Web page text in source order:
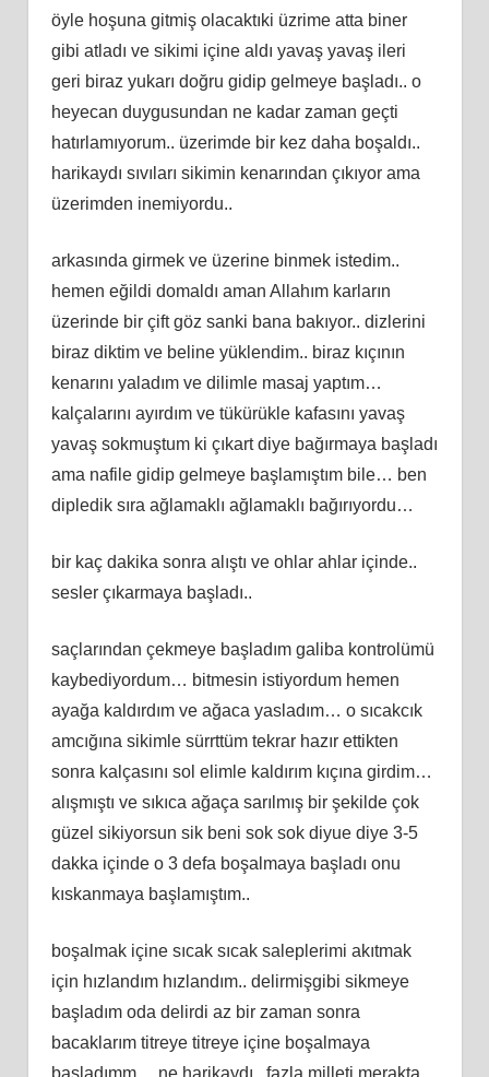
öyle hoşuna gitmiş olacaktıki üzrime atta biner
gibi atladı ve sikimi içine aldı yavaş yavaş ileri
geri biraz yukarı doğru gidip gelmeye başladı.. o
heyecan duygusundan ne kadar zaman geçti
hatırlamıyorum.. üzerimde bir kez daha boşaldı..
harikaydı sıvıları sikimin kenarından çıkıyor ama
üzerimden inemiyordu..
arkasında girmek ve üzerine binmek istedim..
hemen eğildi domaldı aman Allahım karların
üzerinde bir çift göz sanki bana bakıyor.. dizlerini
biraz diktim ve beline yüklendim.. biraz kıçının
kenarını yaladım ve dilimle masaj yaptım…
kalçalarını ayırdım ve tükürükle kafasını yavaş
yavaş sokmuştum ki çıkart diye bağırmaya başladı
ama nafile gidip gelmeye başlamıştım bile… ben
dipledik sıra ağlamaklı ağlamaklı bağırıyordu…
bir kaç dakika sonra alıştı ve ohlar ahlar içinde..
sesler çıkarmaya başladı..
saçlarından çekmeye başladım galiba kontrolümü
kaybediyordum… bitmesin istiyordum hemen
ayağa kaldırdım ve ağaca yasladım… o sıcakcık
amcığına sikimle sürrttüm tekrar hazır ettikten
sonra kalçasını sol elimle kaldırım kıçına girdim…
alışmıştı ve sıkıca ağaça sarılmış bir şekilde çok
güzel sikiyorsun sik beni sok sok diyue diye 3-5
dakka içinde o 3 defa boşalmaya başladı onu
kıskanmaya başlamıştım..
boşalmak içine sıcak sıcak saleplerimi akıtmak
için hızlandım hızlandım.. delirmişgibi sikmeye
başladım oda delirdi az bir zaman sonra
bacaklarım titreye titreye içine boşalmaya
başladımm… ne harikaydı.. fazla milleti merakta